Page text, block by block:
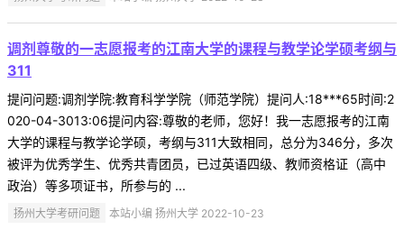
调剂尊敬的一志愿报考的江南大学的课程与教学论学硕考纲与
311
提问问题:调剂学院:教育科学学院（师范学院）提问人:18***65时间:2
020-04-3013:06提问内容:尊敬的老师，您好！我一志愿报考的江南
大学的课程与教学论学硕，考纲与311大致相同，总分为346分，多次
被评为优秀学生、优秀共青团员，已过英语四级、教师资格证（高中
政治）等多项证书，所参与的 ...
扬州大学考研问题 本站小编 扬州大学 2022-10-23